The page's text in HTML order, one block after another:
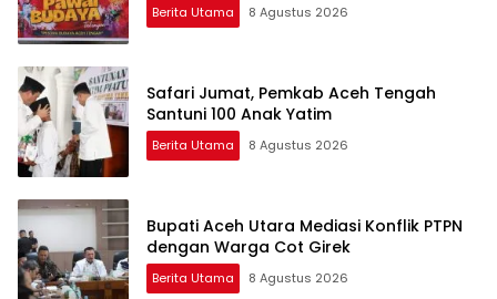
Berita Utama 8 Agustus 2026
Safari Jumat, Pemkab Aceh Tengah
Santuni 100 Anak Yatim
Berita Utama 8 Agustus 2026
Bupati Aceh Utara Mediasi Konflik PTPN
dengan Warga Cot Girek
Berita Utama 8 Agustus 2026